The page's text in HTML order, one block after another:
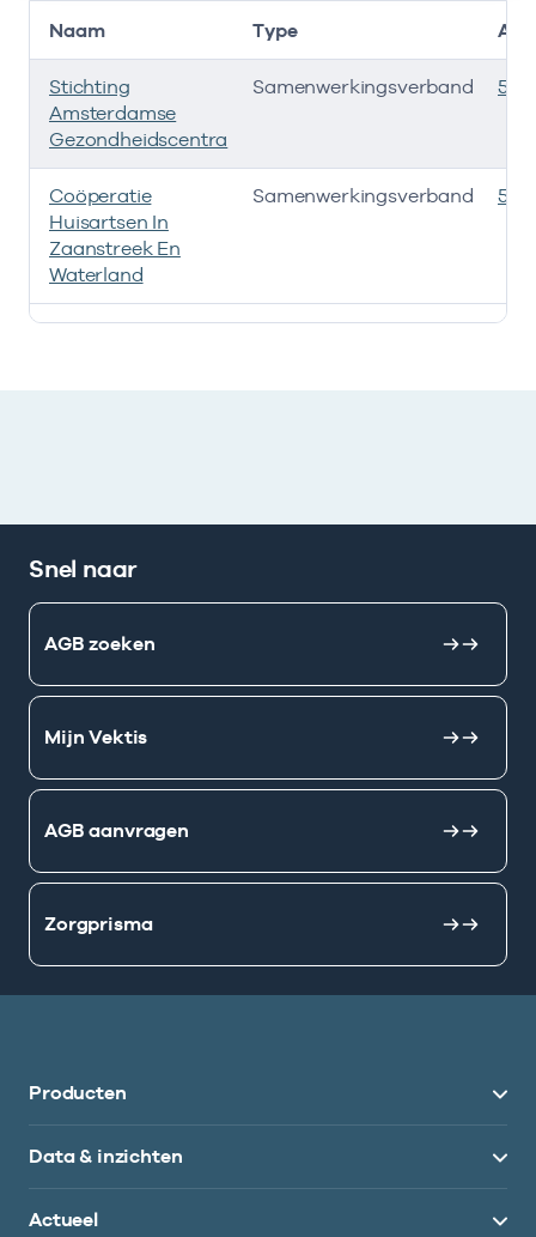
Deze onderneming heeft een relatie met de volgende
Naam Type
Stichting
Amsterdamse
Gezondheidscentra
Samenwerkingsverband
Coöperatie
Huisartsen In
Zaanstreek En
Waterland
Samenwerkingsverband
Snel naar
AGB zoeken
Mijn Vektis
AGB aanvragen
Zorgprisma
Producten
Data & inzichten
Actueel